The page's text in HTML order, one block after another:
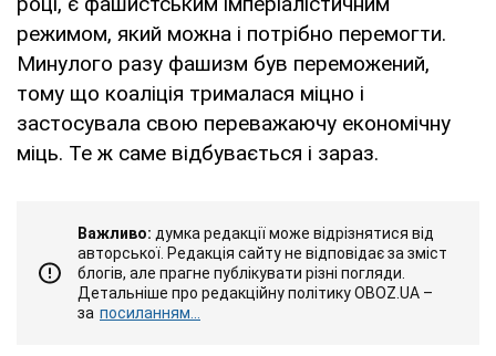
режимом, який можна і потрібно перемогти.
Минулого разу фашизм був переможений,
тому що коаліція трималася міцно і
застосувала свою переважаючу економічну
міць. Те ж саме відбувається і зараз.
Важливо: думка редакції може відрізнятися від
авторської. Редакція сайту не відповідає за зміст
блогів, але прагне публікувати різні погляди.
Детальніше про редакційну політику OBOZ.UA –
за посиланням...